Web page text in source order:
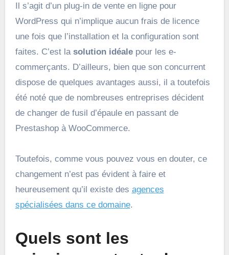
Il s’agit d’un plug-in de vente en ligne pour
WordPress qui n’implique aucun frais de licence
une fois que l’installation et la configuration sont
faites. C’est la solution idéalepour les e-
commerçants. D’ailleurs, bien que son concurrent
dispose de quelques avantages aussi, il a toutefois
été noté que de nombreuses entreprises décident
de changer de fusil d’épaule en passant de
Prestashop à WooCommerce.
Toutefois, comme vous pouvez vous en douter, ce
changement n’est pas évident à faire et
heureusement qu’il existe des agences
spécialisées dans ce domaine.
Quels sont les